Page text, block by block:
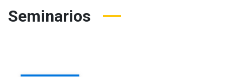
Seminarios